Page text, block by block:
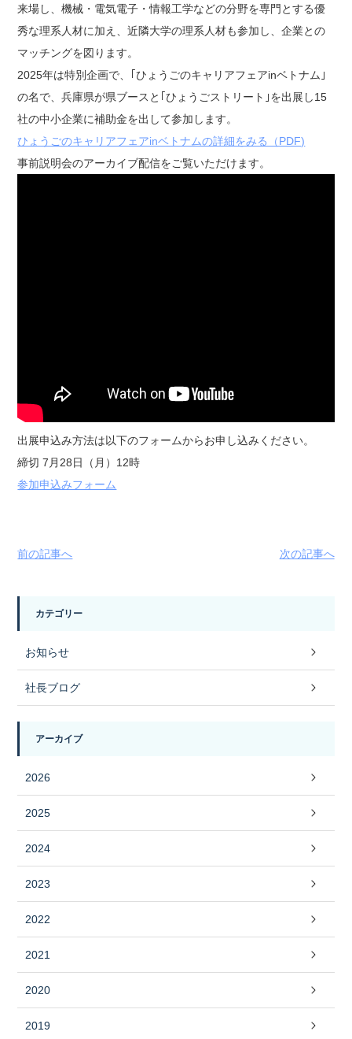
来場し、機械・電気電子・情報工学などの分野を専門とする優
秀な理系人材に加え、近隣大学の理系人材も参加し、企業との
マッチングを図ります。
2025年は特別企画で、｢ひょうごのキャリアフェアinベトナム｣
の名で、兵庫県が県ブースと｢ひょうごストリート｣を出展し15
社の中小企業に補助金を出して参加します。
ひょうごのキャリアフェアinベトナムの詳細をみる（PDF)
事前説明会のアーカイブ配信をご覧いただけます。
出展申込み方法は以下のフォームからお申し込みください。
締切 7月28日（月）12時
参加申込みフォーム
前の記事へ 次の記事へ
カテゴリー
お知らせ
社長ブログ
アーカイブ
2026
2025
2024
2023
2022
2021
2020
2019